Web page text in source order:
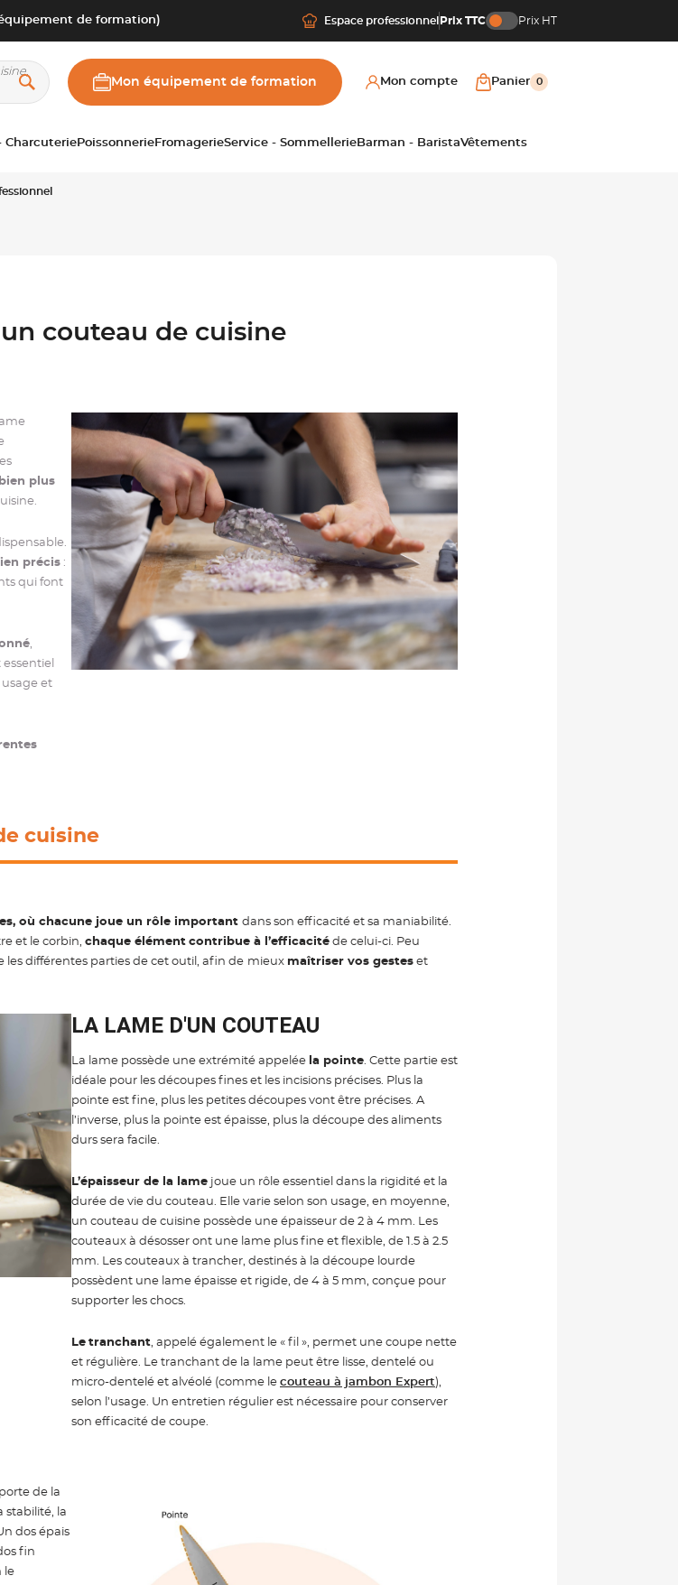
de formation) Espace professionnel Prix TTC Prix HT
Mon équipement de formation Mon compte Panier 0
Charcuterie Poissonnerie FromagerieService - Sommellerie Barman - BaristaVêtements
couteau de cuisine
plus
précis :
qui font
,
et
cuisine
où chacune joue un rôle important dans son efficacité et sa maniabilité.
et le corbin, chaque élément contribue à l’efficacité de celui-ci. Peu
différentes parties de cet outil, afin de mieux maîtriser vos gestes et
LA LAME D'UN COUTEAU
La lame possède une extrémité appelée la pointe. Cette partie est
idéale pour les découpes fines et les incisions précises. Plus la
pointe est fine, plus les petites découpes vont être précises. A
l’inverse, plus la pointe est épaisse, plus la découpe des aliments
durs sera facile.
L’épaisseur de la lame joue un rôle essentiel dans la rigidité et la
durée de vie du couteau. Elle varie selon son usage, en moyenne,
un couteau de cuisine possède une épaisseur de 2 à 4 mm. Les
couteaux à désosser ont une lame plus fine et flexible, de 1.5 à 2.5
mm. Les couteaux à trancher, destinés à la découpe lourde
possèdent une lame épaisse et rigide, de 4 à 5 mm, conçue pour
supporter les chocs.
Le tranchant, appelé également le « fil », permet une coupe nette
et régulière. Le tranchant de la lame peut être lisse, dentelé ou
micro-dentelé et alvéolé (comme le couteau à jambon Expert),
selon l’usage. Un entretien régulier est nécessaire pour conserver
son efficacité de coupe.
de la
stabilité, la
dos épais
fin
le